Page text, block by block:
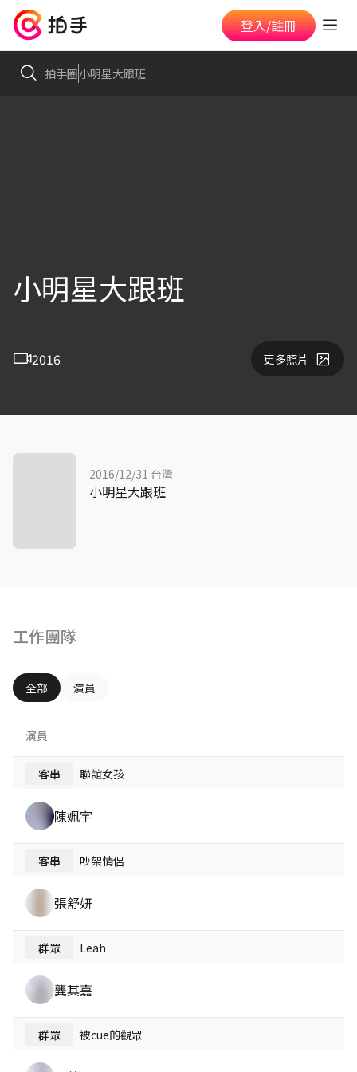
登入/註冊
拍手圈小明星大跟班
小明星大跟班
2016 更多照片
工作團隊
全部 演員
演員
客串 聯誼女孩
陳姵宇
客串 吵架情侶
張舒妍
群眾 Leah
龔其嘉
群眾 被cue的觀眾
2016/12/31 台灣
小明星大跟班